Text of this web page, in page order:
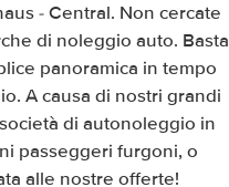
- Central. Non cercate
di noleggio auto. Basta
panoramica in tempo
A causa di nostri grandi
di autonoleggio in
passeggeri furgoni, o
alle nostre offerte!